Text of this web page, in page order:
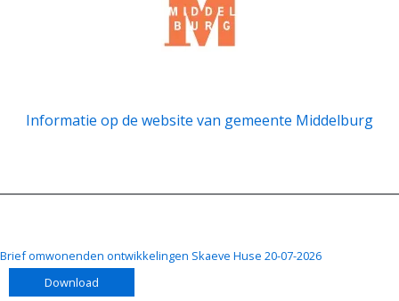
Informatie op de website van gemeente Middelburg
Brief omwonenden ontwikkelingen Skaeve Huse 20-07-2026
Download